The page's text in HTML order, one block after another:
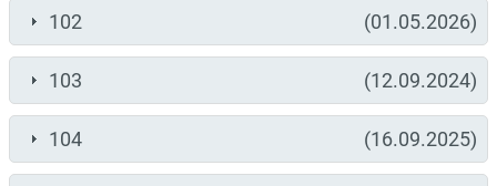
102 (01.05.2026)
103 (12.09.2024)
104 (16.09.2025)